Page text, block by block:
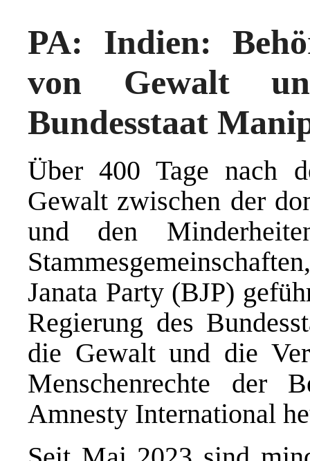
PA: Indien:
von Gewalt
Bundesstaat
Über 400 Tage nach
Gewalt zwischen der
und den
Janata Party (BJP)
Regierung des
die Gewalt und die
Menschenrechte der
Amnesty International